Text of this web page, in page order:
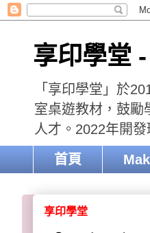
享印學堂
「享印學堂」於
室桌遊教材，鼓勵
人才。2022年開
首頁
享印學堂